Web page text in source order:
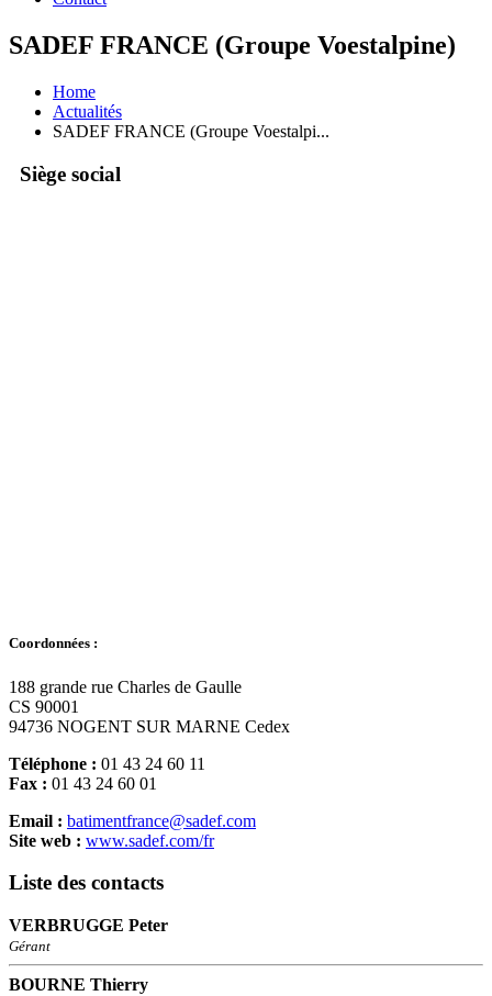
SADEF FRANCE (Groupe Voestalpine)
Home
Actualités
SADEF FRANCE (Groupe Voestalpi...
Siège social
Coordonnées :
188 grande rue Charles de Gaulle
CS 90001
94736 NOGENT SUR MARNE Cedex
Téléphone : 01 43 24 60 11
Fax : 01 43 24 60 01
Email : batimentfrance@sadef.com
Site web : www.sadef.com/fr
Liste des contacts
VERBRUGGE Peter
Gérant
BOURNE Thierry